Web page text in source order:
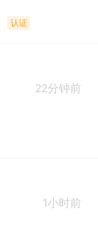
认证
22分钟前
1小时前